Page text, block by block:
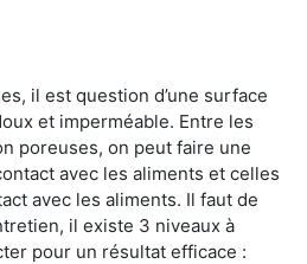
il est question d’une surface
et imperméable. Entre les
poreuses, on peut faire une
avec les aliments et celles
avec les aliments. Il faut de
il existe 3 niveaux à
pour un résultat efficace :